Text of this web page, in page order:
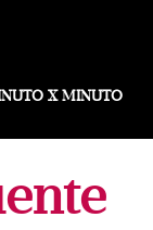
X MINUTO